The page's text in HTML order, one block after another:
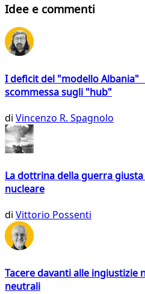
Idee e commenti
I deficit del "modello Albania"
scommessa sugli "hub"
di Vincenzo R. Spagnolo
La dottrina della guerra
nucleare
di Vittorio Possenti
Tacere davanti alle ingiustizie
neutrali